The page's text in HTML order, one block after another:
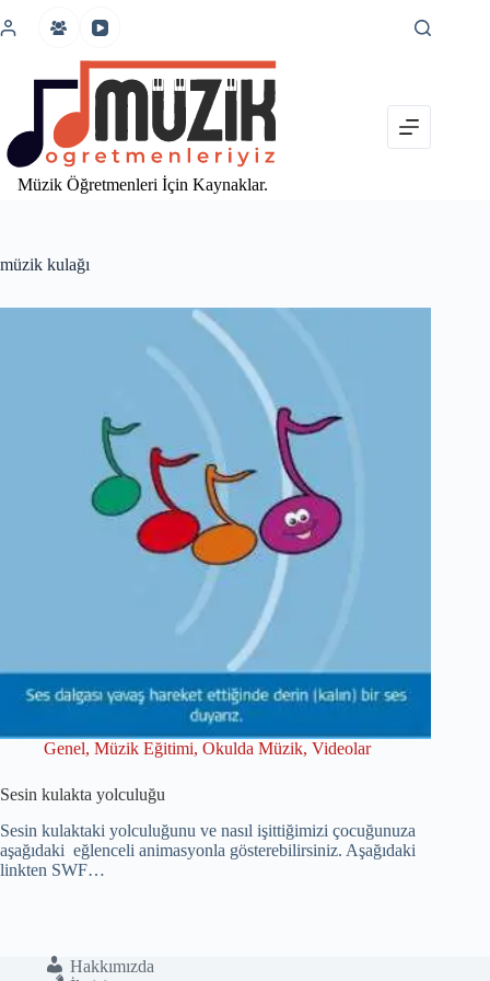
atla
Müzik Öğretmenleri İçin Kaynaklar.
müzik kulağı
Genel, Müzik Eğitimi, Okulda Müzik, Videolar
Sesin kulakta yolculuğu
Sesin kulaktaki yolculuğunu ve nasıl işittiğimizi çocuğunuza
aşağıdaki eğlenceli animasyonla gösterebilirsiniz. Aşağıdaki
linkten SWF…
Hakkımızda